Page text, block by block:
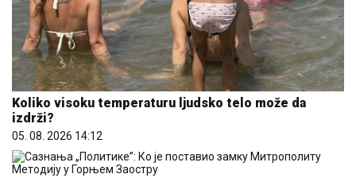
Koliko visoku temperaturu ljudsko telo može da
izdrži?
05. 08. 2026 14:12